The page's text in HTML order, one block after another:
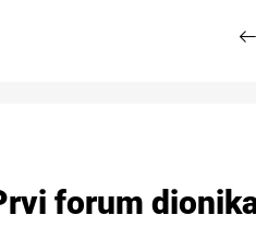
forum